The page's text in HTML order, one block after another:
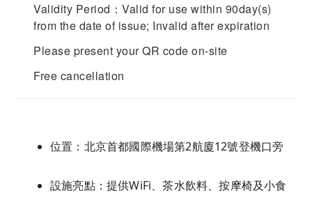
Validity Period：Valid for use within 90day(s)
from the date of issue; Invalid after expiration
Please present your QR code on-site
Free cancellation
位置：北京首都國際機場第2航廈12號登機口旁
設施亮點：提供WiFi、茶水飲料、按摩椅及小食